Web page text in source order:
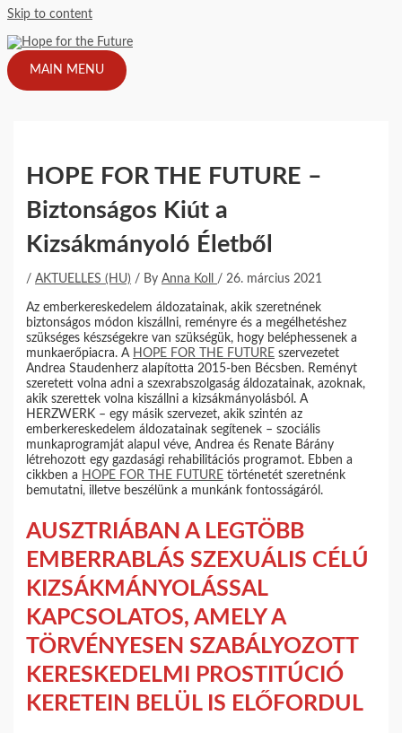
Skip to content
MAIN MENU
HOPE FOR THE FUTURE –
Biztonságos Kiút a
Kizsákmányoló Életből
/AKTUELLES (HU) / ByAnna Koll /26. március 2021
Az emberkereskedelem áldozatainak, akik szeretnének
biztonságos módon kiszállni, reményre és a megélhetéshez
szükséges készségekre van szükségük, hogy beléphessenek a
munkaerőpiacra. A HOPE FOR THE FUTURE szervezetet
Andrea Staudenherz alapította 2015-ben Bécsben. Reményt
szeretett volna adni a szexrabszolgaság áldozatainak, azoknak,
akik szerettek volna kiszállni a kizsákmányolásból. A
HERZWERK – egy másik szervezet, akik szintén az
emberkereskedelem áldozatainak segítenek – szociális
munkaprogramját alapul véve, Andrea és Renate Bárány
létrehozott egy gazdasági rehabilitációs programot. Ebben a
cikkben a HOPE FOR THE FUTURE történetét szeretnénk
bemutatni, illetve beszélünk a munkánk fontosságáról.
AUSZTRIÁBAN A LEGTÖBB
EMBERRABLÁS SZEXUÁLIS CÉLÚ
KIZSÁKMÁNYOLÁSSAL
KAPCSOLATOS, AMELY A
TÖRVÉNYESEN SZABÁLYOZOTT
KERESKEDELMI PROSTITÚCIÓ
KERETEIN BELÜL IS ELŐFORDUL